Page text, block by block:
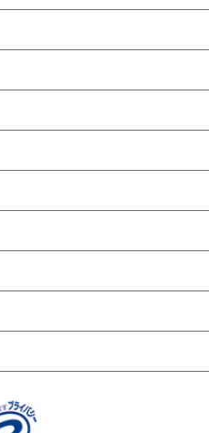
ービス
ィ
スメント
ェックリスト
ービス